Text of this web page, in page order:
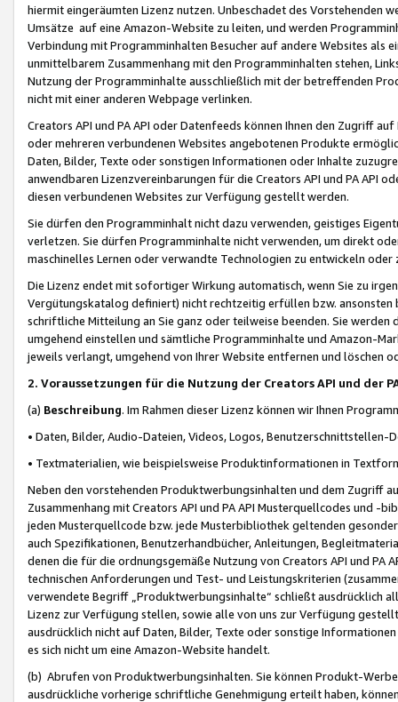
hiermit eingeräumten Lizenz nutzen. Unbeschadet des Vorstehenden
Umsätze auf eine Amazon-Website zu leiten, und werden
Verbindung mit Programminhalten Besucher auf andere Websites als
unmittelbarem Zusammenhang mit den Programminhalten stehen,
Nutzung der Programminhalte ausschließlich mit der betreffenden
nicht mit einer anderen Webpage verlinken.
Creators API und PA API oder Datenfeeds können Ihnen den Zugriff
oder mehreren verbundenen Websites angebotenen Produkte
Daten, Bilder, Texte oder sonstigen Informationen oder Inhalte
anwendbaren Lizenzvereinbarungen für die Creators API und PA API
diesen verbundenen Websites zur Verfügung gestellt werden.
Sie dürfen den Programminhalt nicht dazu verwenden, geistiges
verletzen. Sie dürfen Programminhalte nicht verwenden, um direkt
maschinelles Lernen oder verwandte Technologien zu entwickeln
Die Lizenz endet mit sofortiger Wirkung automatisch, wenn Sie zu
Vergütungskatalog definiert) nicht rechtzeitig erfüllen bzw. ansonsten
schriftliche Mitteilung an Sie ganz oder teilweise beenden. Sie werden
umgehend einstellen und sämtliche Programminhalte und Amazon-
jeweils verlangt, umgehend von Ihrer Website entfernen und löschen
2. Voraussetzungen für die Nutzung der Creators API und der
(a) Beschreibung. Im Rahmen dieser Lizenz können wir Ihnen
• Daten, Bilder, Audio-Dateien, Videos, Logos, Benutzerschnittstellen-
• Textmaterialien, wie beispielsweise Produktinformationen in
Neben den vorstehenden Produktwerbungsinhalten und dem Zugriff
Zusammenhang mit Creators API und PA API Musterquellcodes und
jeden Musterquellcode bzw. jede Musterbibliothek geltenden
auch Spezifikationen, Benutzerhandbücher, Anleitungen,
denen die für die ordnungsgemäße Nutzung von Creators API und PA
technischen Anforderungen und Test- und Leistungskriterien
verwendete Begriff „Produktwerbungsinhalte“ schließt ausdrücklich
Lizenz zur Verfügung stellen, sowie alle von uns zur Verfügung
ausdrücklich nicht auf Daten, Bilder, Texte oder sonstige
es sich nicht um eine Amazon-Website handelt.
(b) Abrufen von Produktwerbungsinhalten. Sie können Produkt-
ausdrückliche vorherige schriftliche Genehmigung erteilt haben,